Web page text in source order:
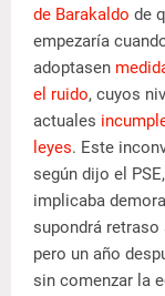
de Barakaldo de
empezaría
adoptasen
el ruido, cuyos
actuales
leyes. Este
según dijo el
implicaba
supondrá retraso
pero un año
sin comenzar la